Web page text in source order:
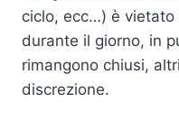
ciclo, ecc…) è vietato
durante il giorno, in
rimangono chiusi,
discrezione.